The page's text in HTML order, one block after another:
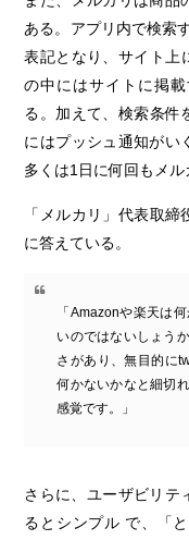
ある。アプリ内で検索
表記となり、サイト上
の中にはサイトに掲
る。加えて、検索条件
にはプッシュ通知がい
多くは1日に何回もメル
「メルカリ」代表取
に答えている。
「Amazonや楽天は
いのではないしょう
さがあり、無目的に
何かないかなと細切
感覚です。」
さらに、ユーザビリテ
るとシンプル で、「